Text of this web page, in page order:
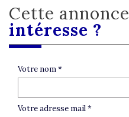
cette annonce
intéresse ?
Votre nom *
Votre adresse mail *